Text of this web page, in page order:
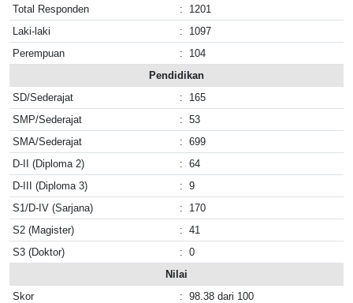
Total Responden
:
1201
Laki-laki
:
1097
Perempuan
:
104
Pendidikan
SD/Sederajat
:
165
SMP/Sederajat
: 53
SMA/Sederajat
: 699
D-II (Diploma 2)
: 64
D-III (Diploma 3)
: 9
S1/D-IV (Sarjana)
:
170
S2 (Magister)
: 41
S3 (Doktor)
: 0
Nilai
Skor
: 98.38 dari 100